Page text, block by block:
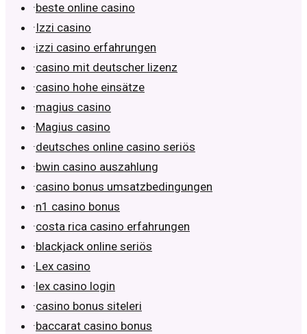
·beste online casino
·Izzi casino
·izzi casino erfahrungen
·casino mit deutscher lizenz
·casino hohe einsätze
·magius casino
·Magius casino
·deutsches online casino seriös
·bwin casino auszahlung
·casino bonus umsatzbedingungen
·n1 casino bonus
·costa rica casino erfahrungen
·blackjack online seriös
·Lex casino
·lex casino login
·casino bonus siteleri
·baccarat casino bonus